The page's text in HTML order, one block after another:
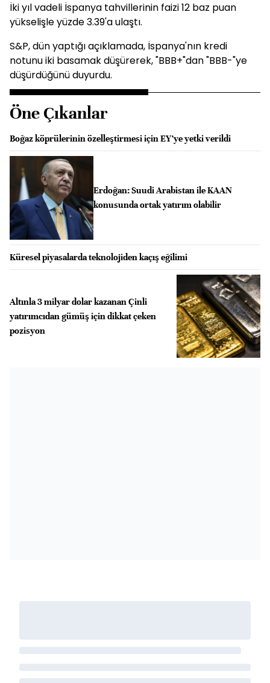
İki yıl vadeli İspanya tahvillerinin faizi 12 baz puan
yükselişle yüzde 3.39'a ulaştı.
S&P, dün yaptığı açıklamada, İspanya'nın kredi
notunu iki basamak düşürerek, "BBB+"dan "BBB-"ye
düşürdüğünü duyurdu.
Öne Çıkanlar
Boğaz köprülerinin özelleştirmesi için EY’ye yetki verildi
Erdoğan: Suudi Arabistan ile KAAN
konusunda ortak yatırım olabilir
Küresel piyasalarda teknolojiden kaçış eğilimi
Altınla 3 milyar dolar kazanan Çinli
yatırımcıdan gümüş için dikkat çeken
pozisyon